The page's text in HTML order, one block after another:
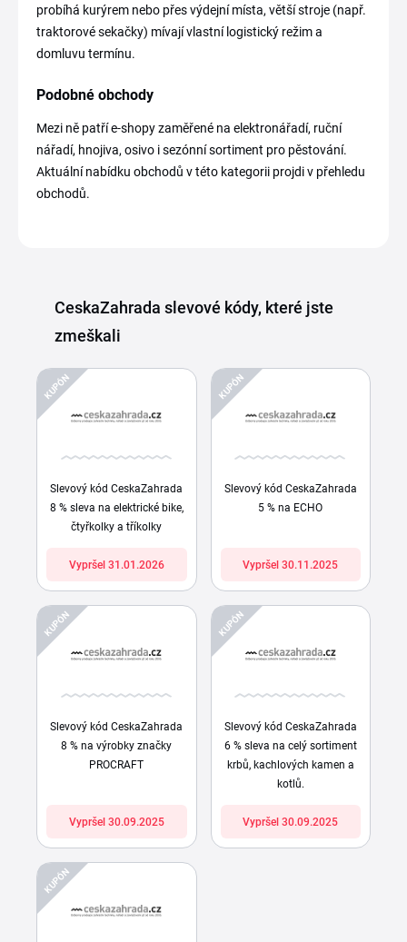
probíhá kurýrem nebo přes výdejní místa, větší stroje (např.
traktorové sekačky) mívají vlastní logistický režim a
domluvu termínu.
Podobné obchody
Mezi ně patří e-shopy zaměřené na elektronářadí, ruční
nářadí, hnojiva, osivo i sezónní sortiment pro pěstování.
Aktuální nabídku obchodů v této kategorii projdi v přehledu
obchodů.
CeskaZahrada slevové kódy, které jste
zmeškali
KUPÓN
Slevový kód CeskaZahrada
8 % sleva na elektrické bike,
čtyřkolky a tříkolky
Vypršel 31.01.2026
KUPÓN
Slevový kód CeskaZahrada
5 % na ECHO
Vypršel 30.11.2025
KUPÓN
Slevový kód CeskaZahrada
8 % na výrobky značky
PROCRAFT
Vypršel 30.09.2025
KUPÓN
Slevový kód CeskaZahrada
6 % sleva na celý sortiment
krbů, kachlových kamen a
kotlů.
Vypršel 30.09.2025
KUPÓN